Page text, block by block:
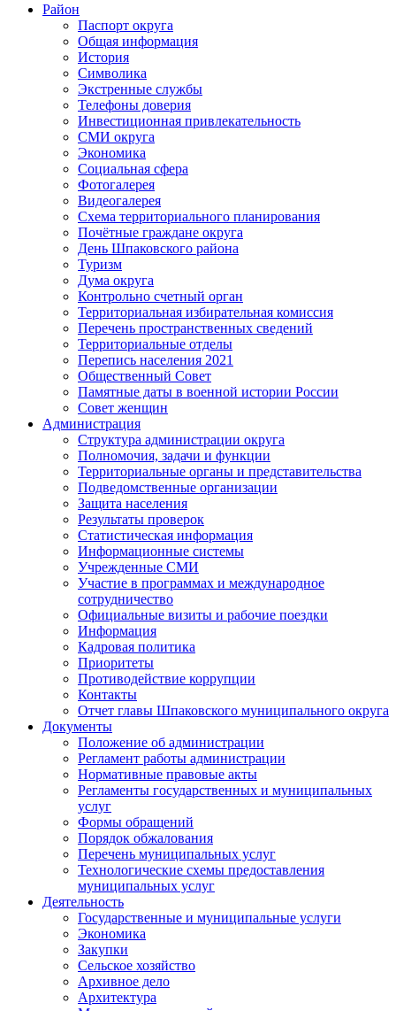
Район
Паспорт округа
Общая информация
История
Символика
Экстренные службы
Телефоны доверия
Инвестиционная привлекательность
СМИ округа
Экономика
Социальная сфера
Фотогалерея
Видеогалерея
Схема территориального планирования
Почётные граждане округа
День Шпаковского района
Туризм
Дума округа
Контрольно счетный орган
Территориальная избирательная комиссия
Перечень пространственных сведений
Территориальные отделы
Перепись населения 2021
Общественный Совет
Памятные даты в военной истории России
Совет женщин
Администрация
Структура администрации округа
Полномочия, задачи и функции
Территориальные органы и представительства
Подведомственные организации
Защита населения
Результаты проверок
Статистическая информация
Информационные системы
Учрежденные СМИ
Участие в программах и международное
сотрудничество
Официальные визиты и рабочие поездки
Информация
Кадровая политика
Приоритеты
Противодействие коррупции
Контакты
Отчет главы Шпаковского муниципального округа
Документы
Положение об администрации
Регламент работы администрации
Нормативные правовые акты
Регламенты государственных и муниципальных
услуг
Формы обращений
Порядок обжалования
Перечень муниципальных услуг
Технологические схемы предоставления
муниципальных услуг
Деятельность
Государственные и муниципальные услуги
Экономика
Закупки
Сельское хозяйство
Архивное дело
Архитектура